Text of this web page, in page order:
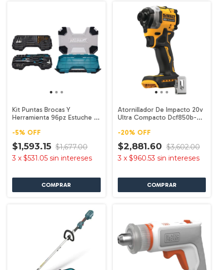
Kit Puntas Brocas Y
Herramienta 96pz Estuche E-
-5% OFF
$1,593.15 $1,677.00
3 x $531.05 sin intereses
Atornillador De Impacto 20v
Ultra Compacto Dcf850b-b3
-20% OFF
$2,881.60 $3,602.00
3 x $960.53 sin intereses